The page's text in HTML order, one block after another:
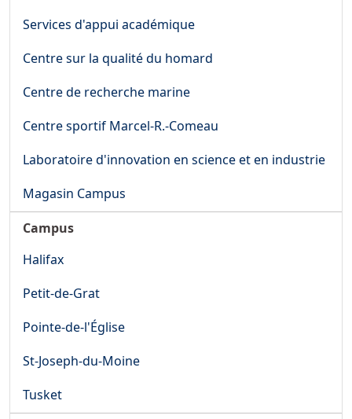
Services d'appui académique
Centre sur la qualité du homard
Centre de recherche marine
Centre sportif Marcel-R.-Comeau
Laboratoire d'innovation en science et en industrie
Magasin Campus
Campus
Halifax
Petit-de-Grat
Pointe-de-l'Église
St-Joseph-du-Moine
Tusket